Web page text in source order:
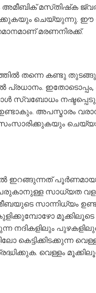
മസ്‌തിഷ്‌ക
ചെയ്യുന്നു. ഈ
മരണനിരക്ക്.
തന്നെ കണ്ടു
ഇതോടൊപ്പം,
അപസ്മാരം
ഇറങ്ങുന്നത്
സാധ്യത
സാന്നിധ്യം
കെട്ടിക്കിടക്കുന്ന
വെള്ളം